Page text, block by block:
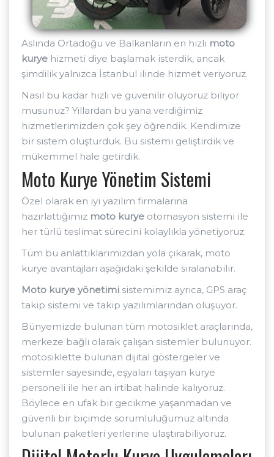
Aslında Ortadoğu ve Balkanların en hızlı moto
kurye hizmeti diye başlamak isterdik, ancak
şimdilik yalnızca İstanbul ilinde hizmet veriyoruz.
Nasıl bu kadar hızlı ve güvenilir oluyoruz biliyor
musunuz? Yıllardan bu yana verdiğimiz
hizmetlerimizden çok şey öğrendik. Kendimize
bir sistem oluşturduk. Bu sistemi geliştirdik ve
mükemmel hale getirdik.
Moto Kurye Yönetim Sistemi
Özel olarak en iyi yazılım firmalarına
hazırlattığımız moto kurye otomasyon sistemi ile
her türlü teslimat sürecini kolaylıkla yönetiyoruz.
Tüm bu anlattıklarımızdan yola çıkarak, moto
kurye avantajları aşağıdaki şekilde sıralanabilir.
Moto kurye yönetimi sistemimiz ayrıca, GPS araç
takip sistemi ve takip yazılımlarından oluşuyor.
Bünyemizde bulunan tüm motosiklet araçlarında,
merkeze bağlı olarak çalışan sistemler bulunuyor.
motosiklette bulunan dijital göstergeler ve
sistemler sayesinde, eşyaları taşıyan kurye
personeli ile her an irtibat halinde kalıyoruz.
Böylece en ufak bir gecikme yaşanmadan ve
güvenli bir biçimde sorumluluğumuz altında
bulunan paketleri yerlerine ulaştırabiliyoruz.